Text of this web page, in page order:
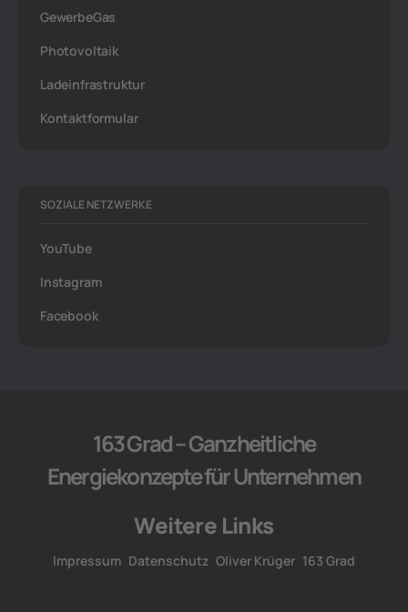
GewerbeGas
Photovoltaik
Ladeinfrastruktur
Kontaktformular
SOZIALE NETZWERKE
YouTube
Instagram
Facebook
163 Grad – Ganzheitliche
Energiekonzepte für Unternehmen
Weitere Links
Impressum Datenschutz Oliver Krüger 163 Grad